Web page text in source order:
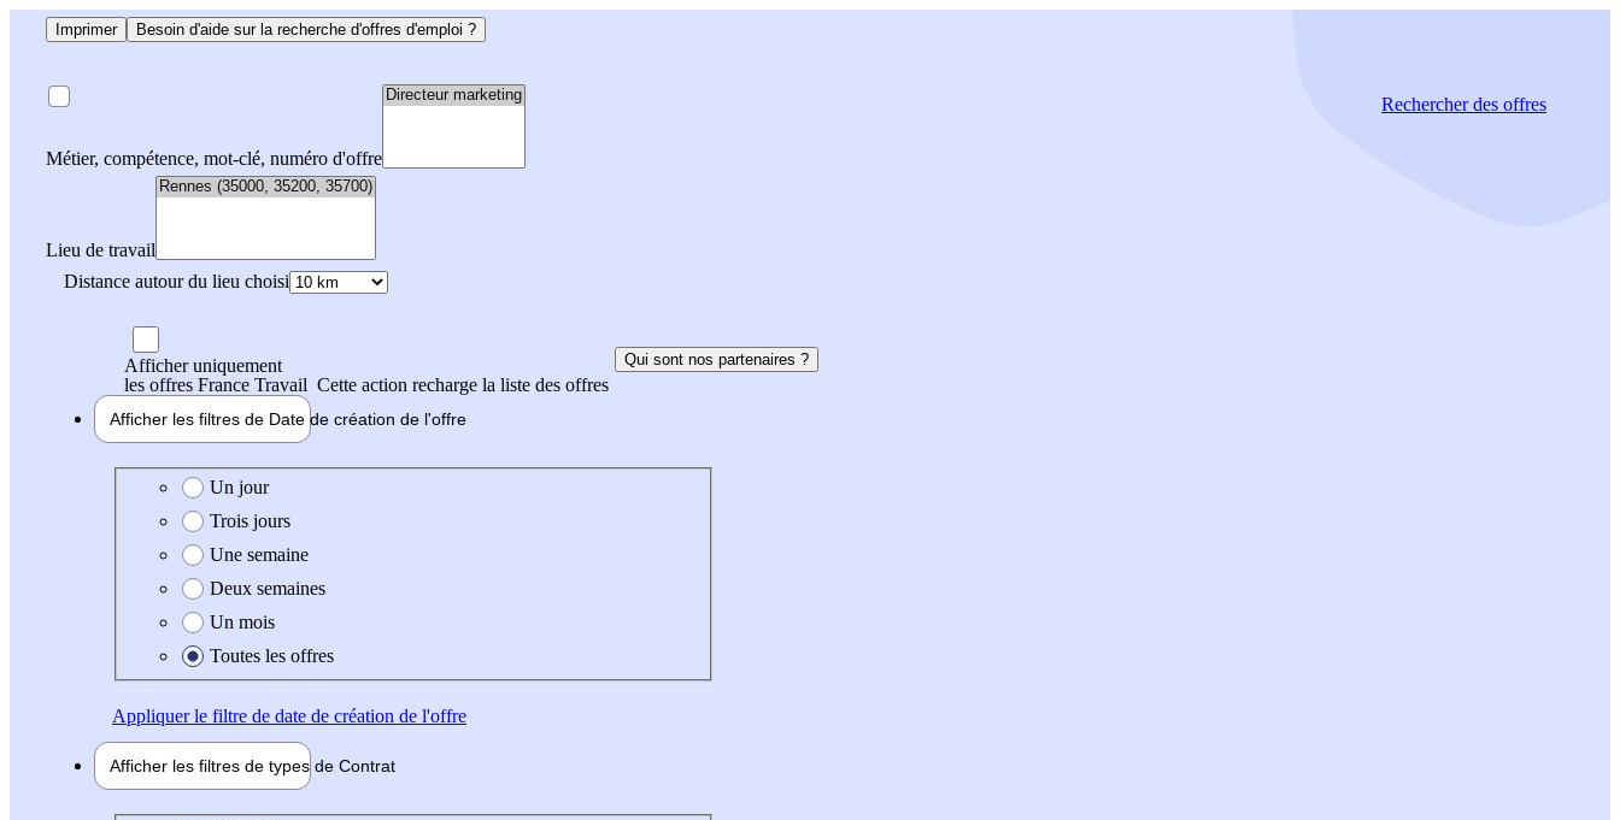
Imprimer Besoin d'aide sur la recherche d'offres d'emploi ?
Métier, compétence, mot-clé, numéro d'offre
Lieu de travail
Distance autour du lieu choisi
Rechercherdes offres
Afficher uniquement
les offres France Travail Cette action recharge la liste des offres
Qui sont nos partenaires ?
Afficher les filtres de Date de création de l'offre
Date de création de l'offre
Un jour
Trois jours
Une semaine
Deux semaines
Un mois
Toutes les offres
Appliquerle filtre de date de création de l'offre
Afficher les filtres de types de Contrat